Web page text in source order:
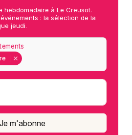
hebdomadaire à Le Creusot.
: la sélection de la
jeudi.
Je m'abonne